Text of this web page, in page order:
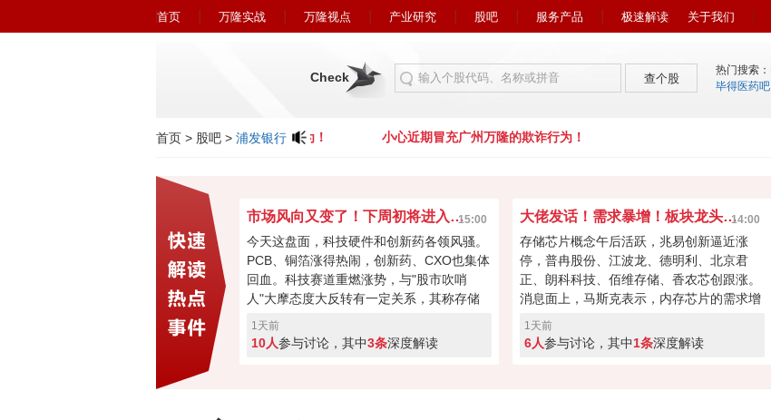
首页 万隆实战 万隆视点 产业研究 股吧 服务产品 极速解读 关于我们
Check 查个股
热门搜索：
毕得医药吧
首页 > 股吧 > 浦发银行
小心近期冒充广州万隆的欺诈行为！ 小心近期冒充广州万隆的欺诈行为！
市场风向又变了！下周初将进入关键窗口？15:00
今天这盘面，科技硬件和创新药各领风骚。
PCB、铜箔涨得热闹，创新药、CXO也集体
回血。科技赛道重燃涨势，与"股市吹哨
人"大摩态度大反转有一定关系，其称存储
最悲观过去，市场焦点要转向资本回馈，回
购、现金流或将成新催化。经过本周的连续
1天前
10人参与讨论，其中3条深度解读
大佬发话！需求暴增！板块龙头冲击涨停？14:00
存储芯片概念午后活跃，兆易创新逼近涨
停，普冉股份、江波龙、德明利、北京君
正、朗科科技、佰维存储、香农芯创跟涨。
消息面上，马斯克表示，内存芯片的需求增
长速度远远超过了供应增速。马斯克对存储
芯片的需求状况具备很强的发言权，因为特
1天前
6人参与讨论，其中1条深度解读